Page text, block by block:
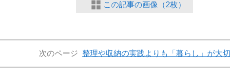
この記事の画像（2枚）
次のページ 整理や収納の実践よりも「暮らし」が大切